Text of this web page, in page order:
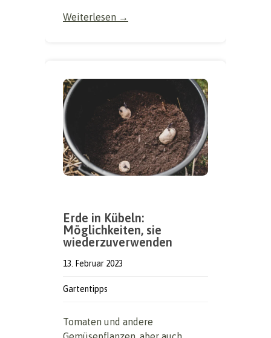
Weiterlesen →
Erde in Kübeln:
Möglichkeiten, sie
wiederzuverwenden
13. Februar 2023
Gartentipps
Tomaten und andere